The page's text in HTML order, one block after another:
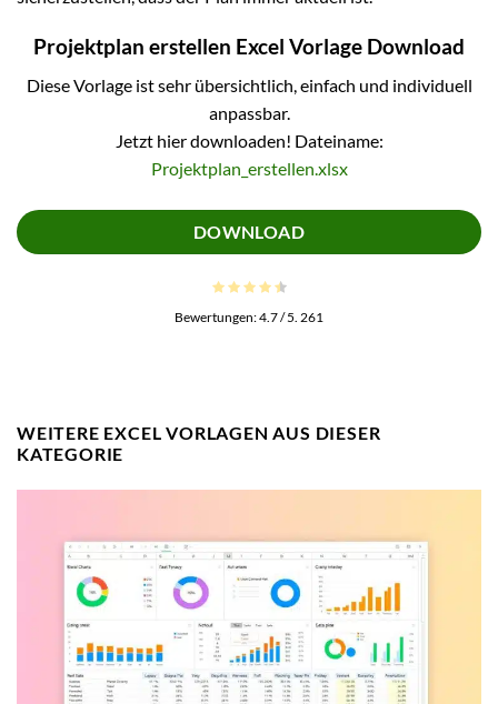
Projektplan erstellen Excel Vorlage Download
Diese Vorlage ist sehr übersichtlich, einfach und individuell
anpassbar.
Jetzt hier downloaden! Dateiname:
Projektplan_erstellen.xlsx
DOWNLOAD
Bewertungen:4.7/ 5. 261
WEITERE EXCEL VORLAGEN AUS DIESER
KATEGORIE